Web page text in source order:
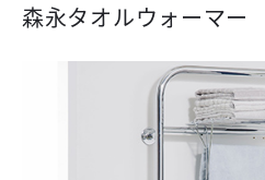
森永タオルウォーマー